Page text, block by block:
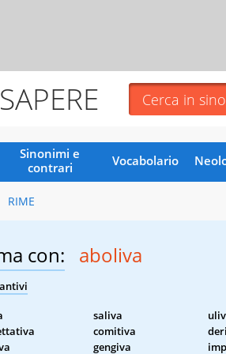
SAPERE
Sinonimi e
contrari
Vocabolario
RIME
con: aboliva
saliva
comitiva
gengiva